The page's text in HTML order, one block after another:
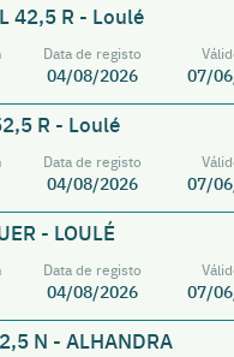
42,5 R - Loulé
Data de registo
04/08/2026 07/
R - Loulé
Data de registo
04/08/2026 07/
- LOULÉ
Data de registo
04/08/2026 07/
N - ALHANDRA